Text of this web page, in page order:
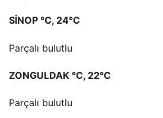
SİNOP °C, 24°C
Parçalı bulutlu
ZONGULDAK °C, 22°C
Parçalı bulutlu